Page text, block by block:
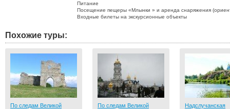
Питание
Посещение пещеры «Млынки » и аренда снаряжения
Входные билеты на экскурсионные объекты
Похожие туры:
По следам Великой
По следам Великой
Надслучанская